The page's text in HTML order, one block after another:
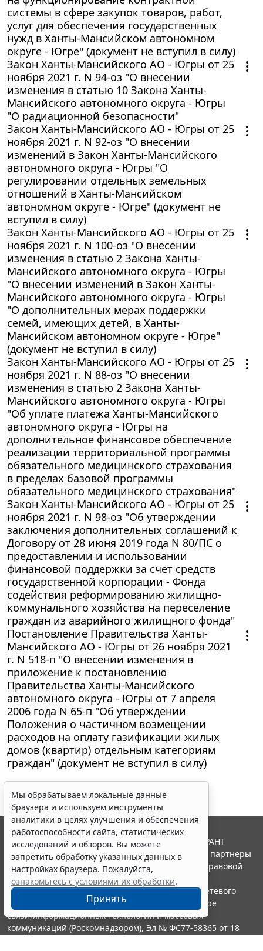
системы в сфере закупок товаров, работ,
услуг для обеспечения государственных
нужд в Ханты-Мансийском автономном
округе - Югре" (документ не вступил в силу)
Закон Ханты-Мансийского АО - Югры от 25
ноября 2021 г. N 94-оз "О внесении
изменения в статью 10 Закона Ханты-
Мансийского автономного округа - Югры
"О радиационной безопасности"
Закон Ханты-Мансийского АО - Югры от 25
ноября 2021 г. N 92-оз "О внесении
изменений в Закон Ханты-Мансийского
автономного округа - Югры "О
регулировании отдельных земельных
отношений в Ханты-Мансийском
автономном округе - Югре" (документ не
вступил в силу)
Закон Ханты-Мансийского АО - Югры от 25
ноября 2021 г. N 100-оз "О внесении
изменения в статью 2 Закона Ханты-
Мансийского автономного округа - Югры
"О внесении изменений в Закон Ханты-
Мансийского автономного округа - Югры
"О дополнительных мерах поддержки
семей, имеющих детей, в Ханты-
Мансийском автономном округе - Югре"
(документ не вступил в силу)
Закон Ханты-Мансийского АО - Югры от 25
ноября 2021 г. N 88-оз "О внесении
изменения в статью 2 Закона Ханты-
Мансийского автономного округа - Югры
"Об уплате платежа Ханты-Мансийского
автономного округа - Югры на
дополнительное финансовое обеспечение
реализации территориальной программы
обязательного медицинского страхования
в пределах базовой программы
обязательного медицинского страхования"
Закон Ханты-Мансийского АО - Югры от 25
ноября 2021 г. N 98-оз "Об утверждении
заключения дополнительных соглашений к
Договору от 28 июня 2019 года N 80/ПС о
предоставлении и использовании
финансовой поддержки за счет средств
государственной корпорации - Фонда
содействия реформированию жилищно-
коммунального хозяйства на переселение
граждан из аварийного жилищного фонда"
Постановление Правительства Ханты-
Мансийского АО - Югры от 26 ноября 2021
г. N 518-п "О внесении изменения в
приложение к постановлению
Правительства Ханты-Мансийского
автономного округа - Югры от 7 апреля
2006 года N 65-п "Об утверждении
Положения о частичном возмещении
расходов на оплату газификации жилых
домов (квартир) отдельным категориям
граждан" (документ не вступил в силу)
Мы обрабатываем локальные данные
браузера и используем инструменты
аналитики в целях улучшения и обеспечения
работоспособности сайта, статистических
исследований и обзоров. Вы можете
запретить обработку указанных данных в
настройках браузера. Пожалуйста,
ознакомьтесь с условиями их обработки.
Принять
© ООО "НПП "ГАРАНТ-СЕРВИС", 2026. Система ГАРАНТ
выпускается с 1990 года. Компания "Гарант" и ее партнеры
являются участниками Российской ассоциации правовой
информации ГАРАНТ.
Портал ГАРАНТ.РУ зарегистрирован в качестве сетевого
издания Федеральной службой по надзору в сфере
связи,информационных технологий и массовых
коммуникаций (Роскомнадзором), Эл № ФС77-58365 от 18